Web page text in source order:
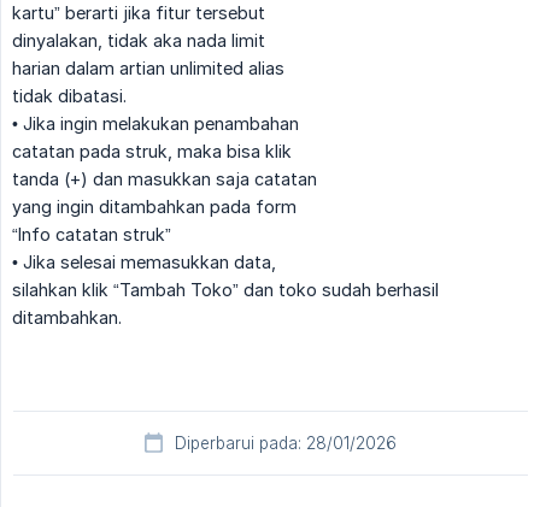
kartu” berarti jika fitur tersebut
dinyalakan, tidak aka nada limit
harian dalam artian unlimited alias
tidak dibatasi.
• Jika ingin melakukan penambahan
catatan pada struk, maka bisa klik
tanda (+) dan masukkan saja catatan
yang ingin ditambahkan pada form
“Info catatan struk”
• Jika selesai memasukkan data,
silahkan klik “Tambah Toko” dan toko sudah berhasil
ditambahkan.
Diperbarui pada: 28/01/2026